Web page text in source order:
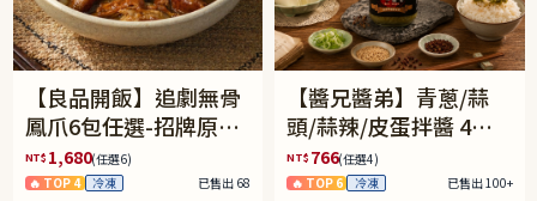
【良品開飯】追劇無骨
鳳爪6包任選-招牌原味/
濃濃蒜香/過癮麻辣(免
運組)
NT$ 1,680(任選6)
🔥 TOP 4
冷凍 已售出 68
【醬兄醬弟】青蔥/蒜
頭/蒜辣/皮蛋拌醬 4件
任選(免運組)
NT$ 766(任選4)
🔥 TOP 6
冷凍 已售出 100+